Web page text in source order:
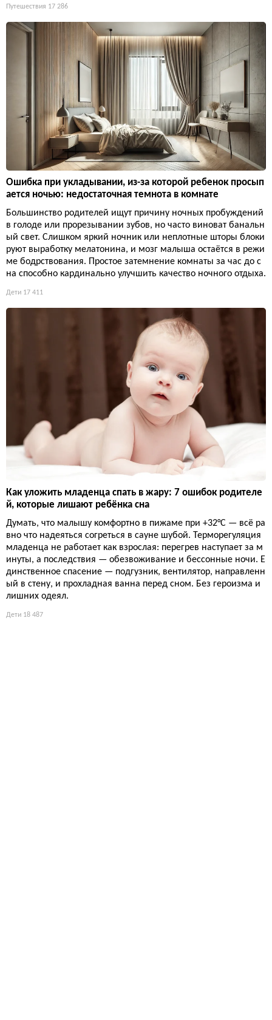
Путешествия 17 286
Ошибка при укладывании, из-за которой ребенок просып
ается ночью: недостаточная темнота в комнате
Большинство родителей ищут причину ночных пробуждений
в голоде или прорезывании зубов, но часто виноват банальн
ый свет. Слишком яркий ночник или неплотные шторы блоки
руют выработку мелатонина, и мозг малыша остаётся в режи
ме бодрствования. Простое затемнение комнаты за час до с
на способно кардинально улучшить качество ночного отдыха.
Дети 17 411
Как уложить младенца спать в жару: 7 ошибок родителе
й, которые лишают ребёнка сна
Думать, что малышу комфортно в пижаме при +32°C — всё ра
вно что надеяться согреться в сауне шубой. Терморегуляция
младенца не работает как взрослая: перегрев наступает за м
инуты, а последствия — обезвоживание и бессонные ночи. Е
динственное спасение — подгузник, вентилятор, направленн
ый в стену, и прохладная ванна перед сном. Без героизма и
лишних одеял.
Дети 18 487